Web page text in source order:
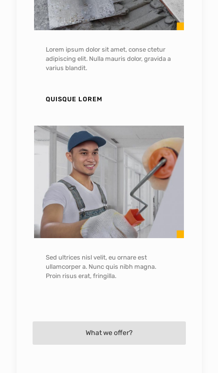
Lorem ipsum dolor sit amet, conse ctetur
adipiscing elit. Nulla mauris dolor, gravida a
varius blandit.
QUISQUE LOREM
Sed ultrices nisl velit, eu ornare est
ullamcorper a. Nunc quis nibh magna.
Proin risus erat, fringilla.
What we offer?